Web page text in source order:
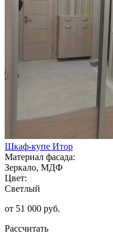
Шкаф-купе Итор
Материал фасада:
Зеркало, МДФ
Цвет:
Светлый
от 51 000 руб.
Рассчитать